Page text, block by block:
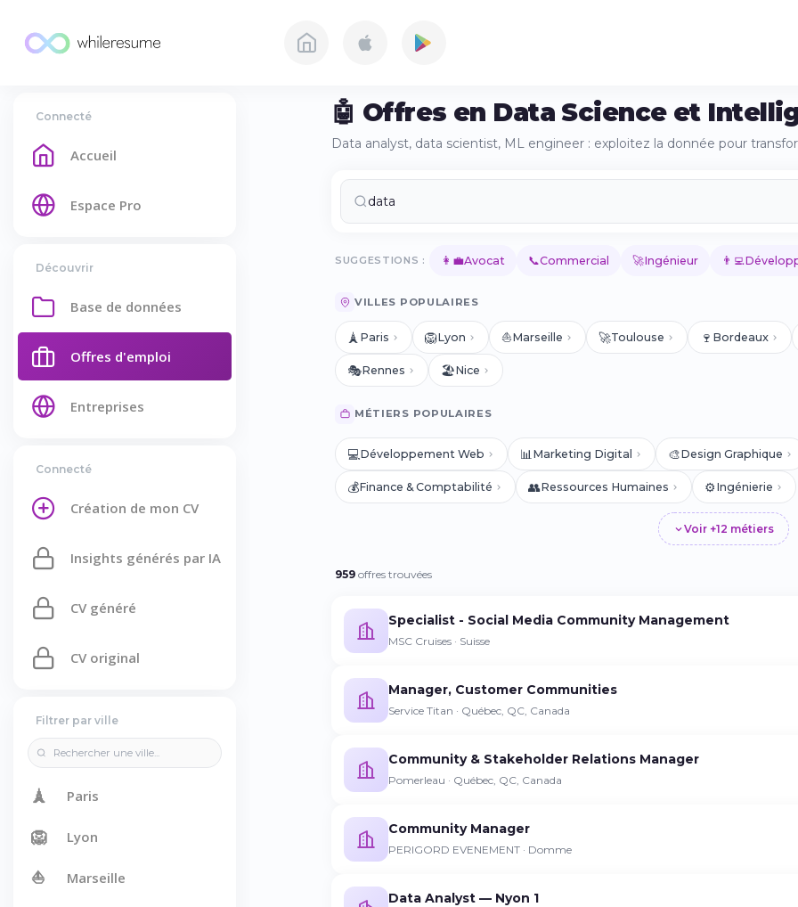
Connecté
Accueil
Espace Pro
Découvrir
Base de données
Offres d'emploi
Entreprises
Connecté
Création de mon CV
Insights générés par IA
CV généré
CV original
Filtrer par ville
🗼 Paris
🦁 Lyon
⛵ Marseille
🤖 Offres en Data Science et
Data analyst, data scientist, ML engineer : exploitez la donnée pour
SUGGESTIONS : 👩‍💼Avocat 📞Commercial 🚀Ingénieur 👨‍💻
VILLES POPULAIRES
🗼 Paris 🦁Lyon ⛵Marseille 🚀Toulouse 🍷 Bordeaux
🎭Rennes 🏖️Nice
MÉTIERS POPULAIRES
💻 Développement Web 📊 Marketing Digital 🎨Design Graphique
💰Finance & Comptabilité 👥Ressources Humaines ⚙️ Ingénierie
Voir +12 métiers
959 offres trouvées
Specialist - Social Media Community Management
MSC Cruises · Suisse
Manager, Customer Communities
Service Titan · Québec, QC, Canada
Community & Stakeholder Relations Manager
Pomerleau · Québec, QC, Canada
Community Manager
PERIGORD EVENEMENT · Domme
Data Analyst — Nyon 1